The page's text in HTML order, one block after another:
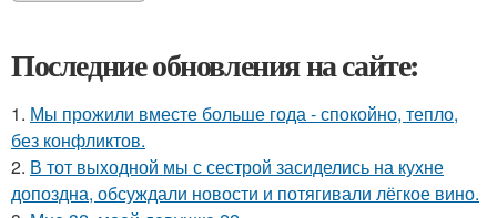
Последние обновления на сайте:
1. Мы прожили вместе больше года - спокойно, тепло,
без конфликтов.
2. В тот выходной мы с сестрой засиделись на кухне
допоздна, обсуждали новости и потягивали лёгкое вино.